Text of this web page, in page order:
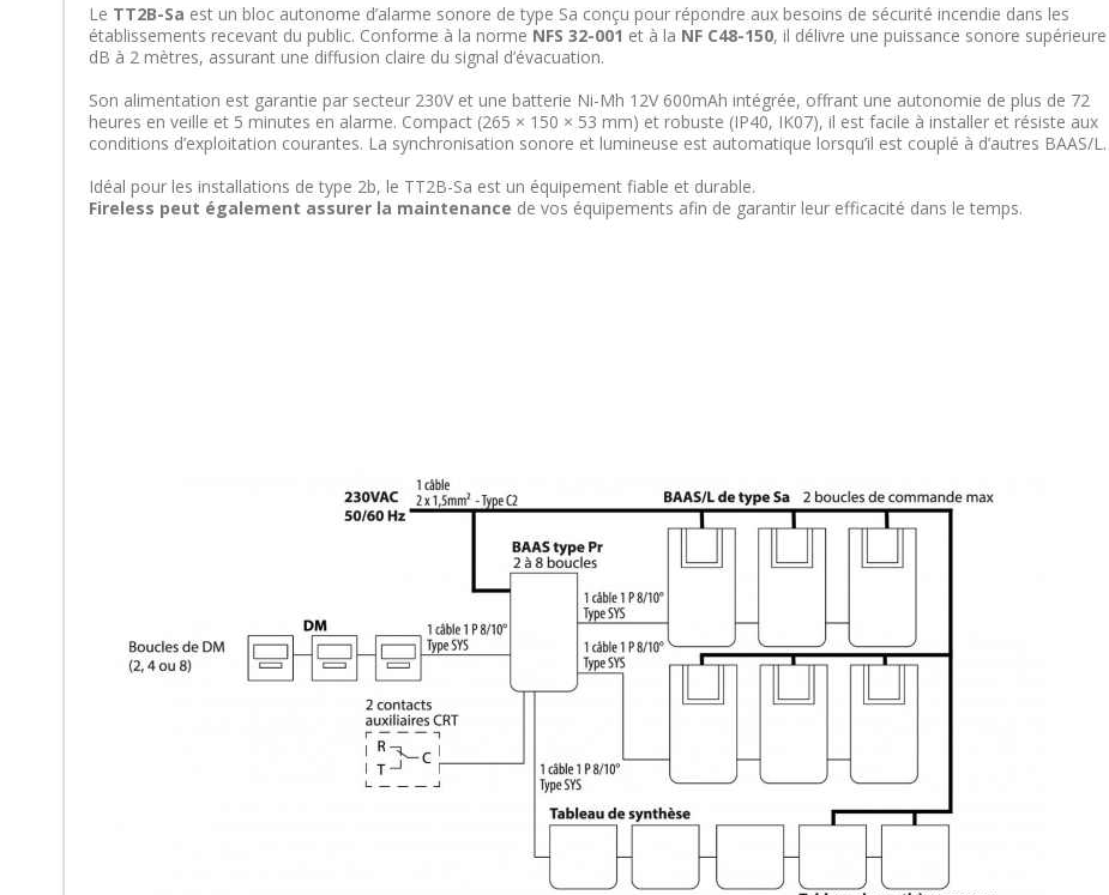
Le TT2B-Sa est un bloc autonome d’alarme sonore de type Sa conçu pour répondre aux besoins de sécurité incendie dans les
établissements recevant du public. Conforme à la norme NFS 32-001 et à la NF C48-150, il délivre une puissance sonore
dB à 2 mètres, assurant une diffusion claire du signal d’évacuation.
Son alimentation est garantie par secteur 230V et une batterie Ni-Mh 12V 600mAh intégrée, offrant une autonomie de plus de 72
heures en veille et 5 minutes en alarme. Compact (265 × 150 × 53 mm) et robuste (IP40, IK07), il est facile à installer et résiste aux
conditions d’exploitation courantes. La synchronisation sonore et lumineuse est automatique lorsqu’il est couplé à d’autres BAAS/L.
Idéal pour les installations de type 2b, le TT2B-Sa est un équipement fiable et durable.
Fireless peut également assurer la maintenance de vos équipements afin de garantir leur efficacité dans le temps.